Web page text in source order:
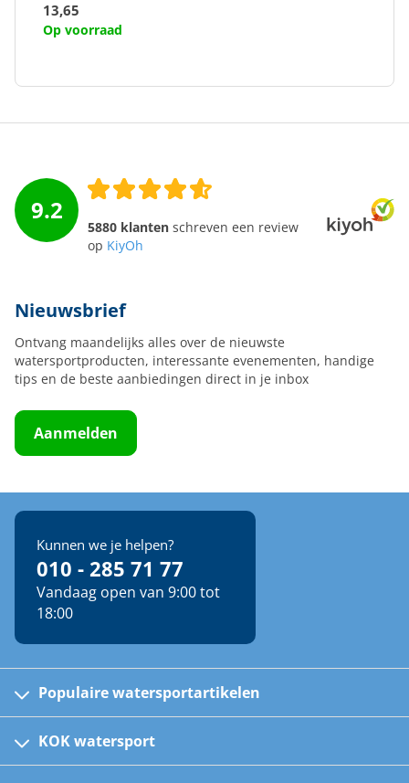
13,65
Op voorraad
9.2
5880 klanten schreven een review
op KiyOh
Nieuwsbrief
Ontvang maandelijks alles over de nieuwste
watersportproducten, interessante evenementen, handige
tips en de beste aanbiedingen direct in je inbox
Aanmelden
Kunnen we je helpen?
010 - 285 71 77
Vandaag open van 9:00 tot
18:00
Populaire watersportartikelen
Kinder reddingsvesten
Automatische reddingsvesten
KOK watersport